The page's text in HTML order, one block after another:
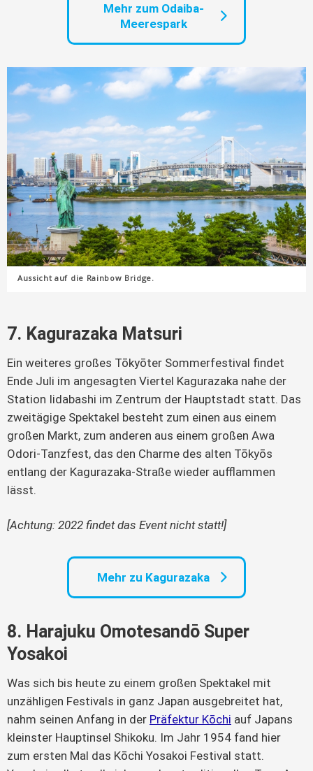
Mehr zum Odaiba-
Meerespark
Aussicht auf die Rainbow Bridge.
7. Kagurazaka Matsuri
Ein weiteres großes Tōkyōter Sommerfestival findet
Ende Juli im angesagten Viertel Kagurazaka nahe der
Station Iidabashi im Zentrum der Hauptstadt statt. Das
zweitägige Spektakel besteht zum einen aus einem
großen Markt, zum anderen aus einem großen Awa
Odori-Tanzfest, das den Charme des alten Tōkyōs
entlang der Kagurazaka-Straße wieder aufflammen
lässt.
[Achtung: 2022 findet das Event nicht statt!]
Mehr zu Kagurazaka
8. Harajuku Omotesandō Super
Yosakoi
Was sich bis heute zu einem großen Spektakel mit
unzähligen Festivals in ganz Japan ausgebreitet hat,
nahm seinen Anfang in der Präfektur Kōchi auf Japans
kleinster Hauptinsel Shikoku. Im Jahr 1954 fand hier
zum ersten Mal das Kōchi Yosakoi Festival statt.